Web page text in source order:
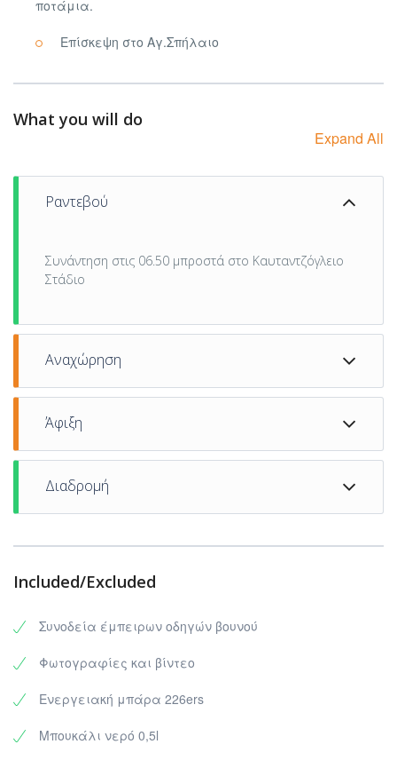
ποτάμια.
Επίσκεψη στο Αγ.Σπήλαιο
What you will do
Expand All
Ραντεβού
Συνάντηση στις 06.50 μπροστά στο Καυταντζόγλειο
Στάδιο
Αναχώρηση
Άφιξη
στάση 10 λεπτών, κατευθυνόμαστε προς το σημείο
Διαδρομή
Ενιπέας-Μύλοι
Included/Excluded
Συνοδεία έμπειρων οδηγών βουνού
Φωτογραφίες και βίντεο
Ενεργειακή μπάρα 226ers
Μπουκάλι νερό 0,5l